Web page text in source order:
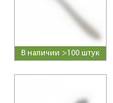
В наличии >100 штук